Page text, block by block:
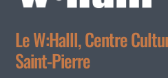
Le W:Halll, Centre
Saint-Pierre